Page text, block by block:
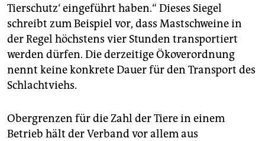
Tierschutz‘ eingeführt haben.“ Dieses Siegel
schreibt zum Beispiel vor, dass Mastschweine in
der Regel höchstens vier Stunden transportiert
werden dürfen. Die derzeitige Ökoverordnung
nennt keine konkrete Dauer für den Transport des
Schlachtviehs.
Obergrenzen für die Zahl der Tiere in einem
Betrieb hält der Verband vor allem aus